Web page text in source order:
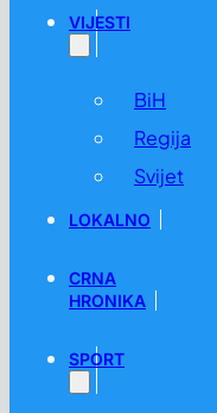
VIJESTI
BiH
Regija
Svijet
LOKALNO
CRNA
HRONIKA
SPORT